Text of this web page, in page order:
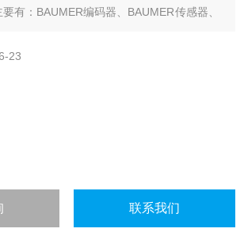
有：BAUMER编码器、BAUMER传感器、
23
联系我们